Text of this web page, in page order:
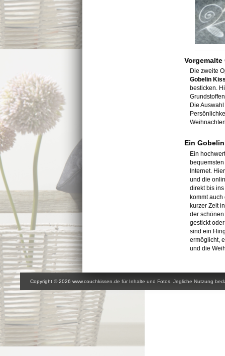
Die zweite
Gobelin
besticken.
Die
Ein
Ein
Internet.
und die
direkt bis
kommt
kurzer Zeit
der
gestickt
sind ein
ermöglicht,
und die
Copyright © 2026 www.couchkissen.de für Inhalte und Fotos. Jegliche Nutzung